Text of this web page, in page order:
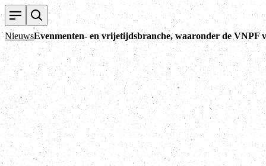
NieuwsEvenmenten- en vrijetijdsbranche, waaronder de VNPF